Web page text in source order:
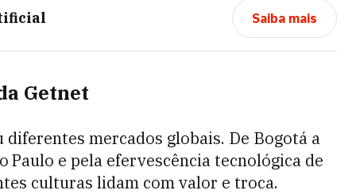
Saiba mais
Getnet
mercados globais. De Bogotá a
Paulo e pela efervescência tecnológica de
culturas lidam com valor e troca.